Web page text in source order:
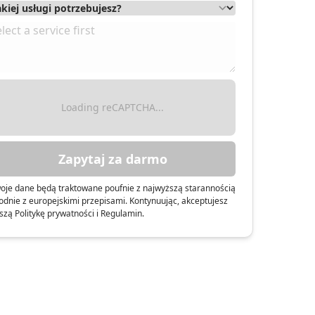
Loading reCAPTCHA...
Zapytaj za darmo
dane będą traktowane poufnie z najwyższą starannością
z europejskimi przepisami. Kontynuując, akceptujesz
Politykę prywatności i Regulamin.